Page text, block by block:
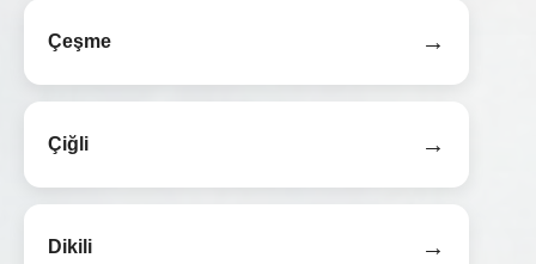
Çeşme →
Çiğli →
Dikili →